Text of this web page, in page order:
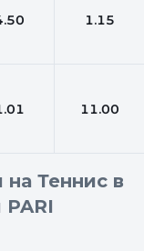
1.15
11.00
Теннис в